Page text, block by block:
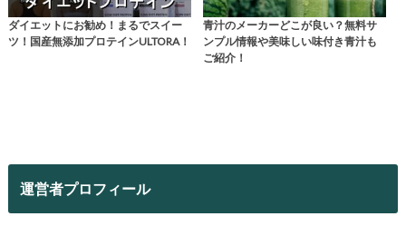
ダイエットにお勧め！まるでスイー
ツ！国産無添加プロテインULTORA！
青汁のメーカーどこが良い？無料サ
ンプル情報や美味しい味付き青汁も
ご紹介！
運営者プロフィール